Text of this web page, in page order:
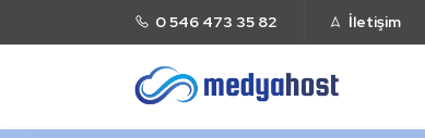
0 546 473 35 82 İletişim